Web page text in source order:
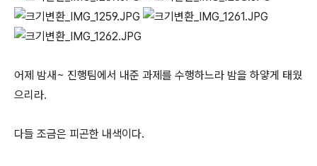
어제 밤새~ 진행팀에서 내준 과제를 수행하느라 밤을 하얗게 태웠
으리라.
다들 조금은 피곤한 내색이다.